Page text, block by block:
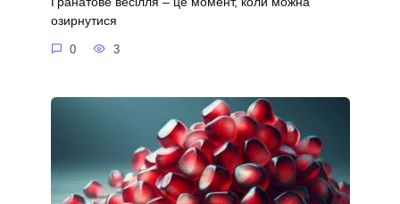
озирнутися
0 3